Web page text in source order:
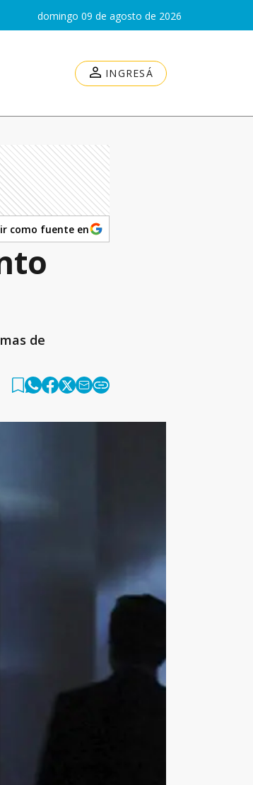
domingo 09 de agosto de 2026
INGRESÁ
como fuente en
de